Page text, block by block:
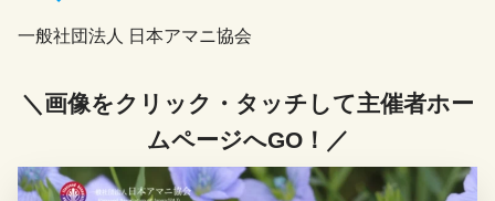
一般社団法人 日本アマニ協会
＼画像をクリック・タッチして主催者ホー
ムページへGO！／